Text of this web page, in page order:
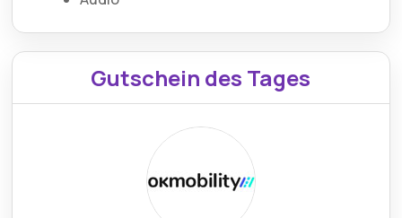
Gutschein des Tages